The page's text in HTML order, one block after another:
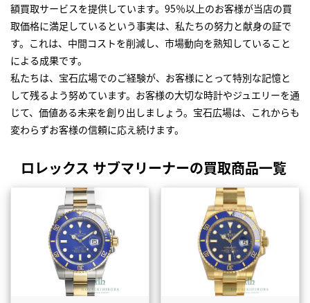
額買取サービスを提供しています。95％以上のお客様が当店の買
取価格に満足しているという事実は、私たちの努力と献身の証で
す。これは、中間コストを削減し、市場動向を熟知していること
による成果です。
私たちは、宝石広場でのご経験が、お客様にとって特別な記憶と
して残るよう努めています。お客様の大切な時計やジュエリーを通
じて、価値ある未来を創り出しましょう。宝石広場は、これからも
変わらずお客様の信頼に応え続けます。
ロレックス サブマリーナーの買取商品一覧